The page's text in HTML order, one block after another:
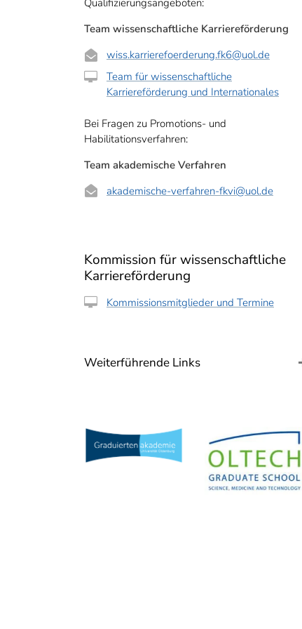
Qualifizierungsangeboten:
Team wissenschaftliche Karriereförderung
wiss.karrierefoerderung.fk6@uol.de
Team für wissenschaftliche
Karriereförderung und Internationales
Bei Fragen zu Promotions- und
Habilitationsverfahren:
Team akademische Verfahren
akademische-verfahren-fkvi@uol.de
Kommission für wissenschaftliche
Karriereförderung
Kommissionsmitglieder und Termine
Weiterführende Links